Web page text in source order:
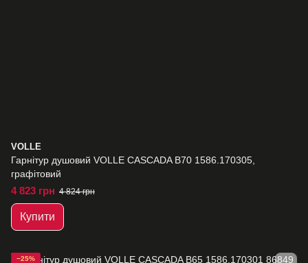
VOLLE
Гарнітур душовий VOLLE CASCADA B70 1586.170305,
графітовий
4 823 грн 4 824 грн
Купити
−25%